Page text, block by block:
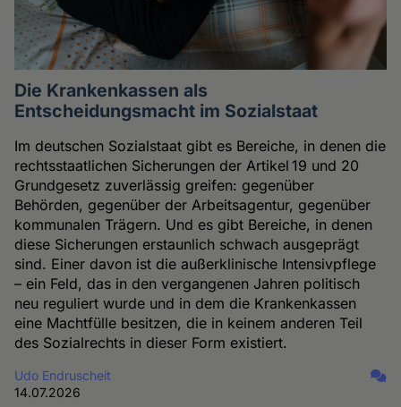
Die Krankenkassen als
Entscheidungsmacht im Sozialstaat
Im deutschen Sozialstaat gibt es Bereiche, in denen die
rechtsstaatlichen Sicherungen der Artikel 19 und 20
Grundgesetz zuverlässig greifen: gegenüber
Behörden, gegenüber der Arbeitsagentur, gegenüber
kommunalen Trägern. Und es gibt Bereiche, in denen
diese Sicherungen erstaunlich schwach ausgeprägt
sind. Einer davon ist die außerklinische Intensivpflege
– ein Feld, das in den vergangenen Jahren politisch
neu reguliert wurde und in dem die Krankenkassen
eine Machtfülle besitzen, die in keinem anderen Teil
des Sozialrechts in dieser Form existiert.
Udo Endruscheit
14.07.2026